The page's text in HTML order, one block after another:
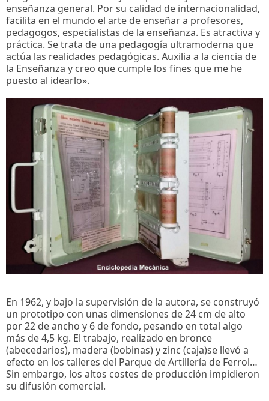
enseñanza general. Por su calidad de internacionalidad,
facilita en el mundo el arte de enseñar a profesores,
pedagogos, especialistas de la enseñanza. Es atractiva y
práctica. Se trata de una pedagogía ultramoderna que
actúa las realidades pedagógicas. Auxilia a la ciencia de
la Enseñanza y creo que cumple los fines que me he
puesto al idearlo».
En 1962, y bajo la supervisión de la autora, se construyó
un prototipo con unas dimensiones de 24 cm de alto
por 22 de ancho y 6 de fondo, pesando en total algo
más de 4,5 kg. El trabajo, realizado en bronce
(abecedarios), madera (bobinas) y zinc (caja)se llevó a
efecto en los talleres del Parque de Artillería de Ferrol…
Sin embargo, los altos costes de producción impidieron
su difusión comercial.